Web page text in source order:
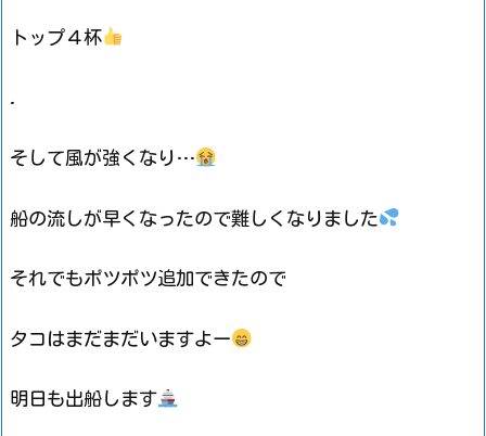
トップ４杯
.
そして風が強くなり…
船の流しが早くなったので難しくなりました
それでもポツポツ追加できたので
タコはまだまだいますよー
明日も出船します